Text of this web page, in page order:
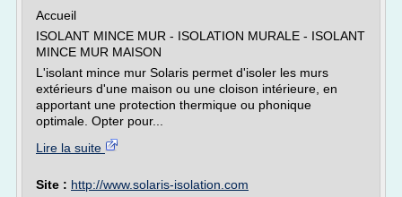
Accueil
ISOLANT MINCE MUR - ISOLATION MURALE - ISOLANT
MINCE MUR MAISON
L'isolant mince mur Solaris permet d'isoler les murs
extérieurs d'une maison ou une cloison intérieure, en
apportant une protection thermique ou phonique
optimale. Opter pour...
Lire la suite
Site : http://www.solaris-isolation.com